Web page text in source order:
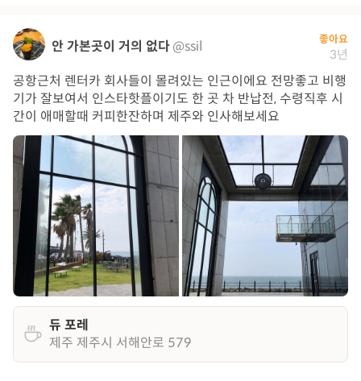
안 가본곳이 거의 없다@ssil 좋아요
3년
공항근처 렌터카 회사들이 몰려있는 인근이에요 전망좋고 비행
기가 잘보여서 인스타핫플이기도 한 곳 차 반납전, 수령직후 시
간이 애매할때 커피한잔하며 제주와 인사해보세요
듀 포레
제주 제주시 서해안로 579